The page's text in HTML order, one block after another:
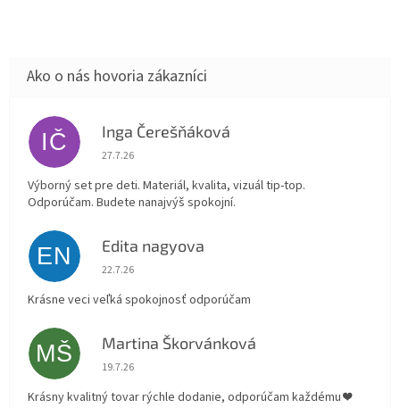
IČ Inga Čerešňáková
Hodnotenie obchodu je 5 z 5 hviezdičiek.
27.7.26
Výborný set pre deti. Materiál, kvalita, vizuál tip-top.
Odporúčam. Budete nanajvýš spokojní.
EN Edita nagyova
Hodnotenie obchodu je 5 z 5 hviezdičiek.
22.7.26
Krásne veci veľká spokojnosť odporúčam
MŠ Martina Škorvánková
Hodnotenie obchodu je 5 z 5 hviezdičiek.
19.7.26
Krásny kvalitný tovar rýchle dodanie, odporúčam každému ❤️